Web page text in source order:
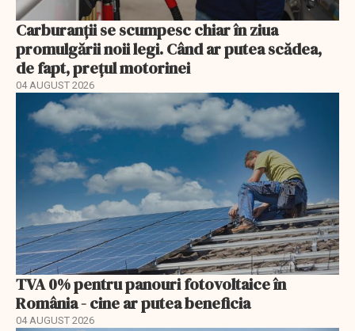
Carburanții se scumpesc chiar în ziua
promulgării noii legi. Când ar putea scădea,
de fapt, prețul motorinei
04 AUGUST 2026
TVA 0% pentru panouri fotovoltaice în
România - cine ar putea beneficia
04 AUGUST 2026